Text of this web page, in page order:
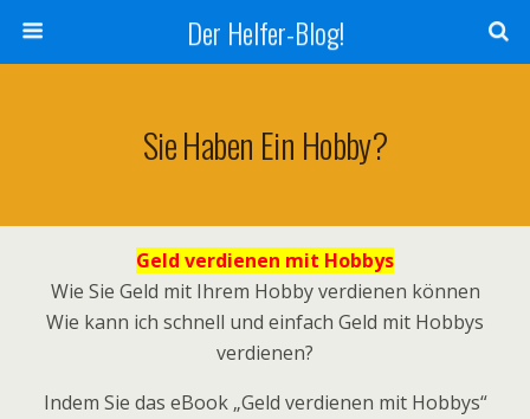
Der Helfer-Blog!
Sie Haben Ein Hobby?
Geld verdienen mit Hobbys
Wie Sie Geld mit Ihrem Hobby verdienen können
Wie kann ich schnell und einfach Geld mit Hobbys
verdienen?
Indem Sie das eBook „Geld verdienen mit Hobbys“